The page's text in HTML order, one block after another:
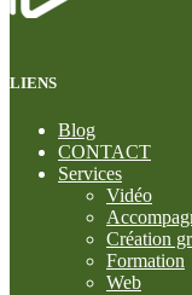
LIENS
Blog
CONTACT
Services
Vidéo
Création
Formation
Web